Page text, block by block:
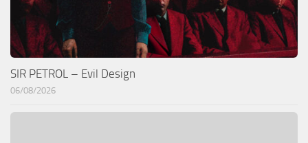
SIR PETROL – Evil Design
06/08/2026